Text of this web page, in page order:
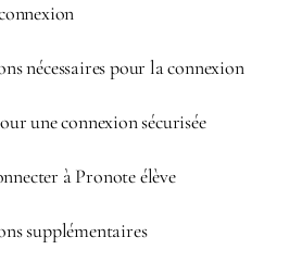
nécessaires pour la connexion
une connexion sécurisée
à Pronote élève
supplémentaires